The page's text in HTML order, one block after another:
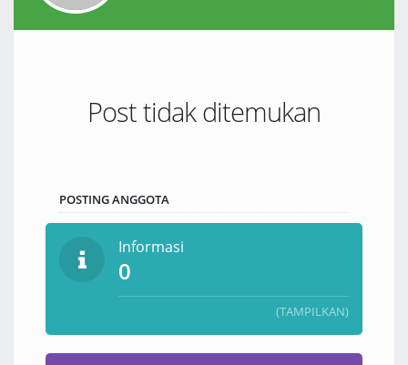
Post tidak ditemukan
POSTING ANGGOTA
Informasi
0
(TAMPILKAN)